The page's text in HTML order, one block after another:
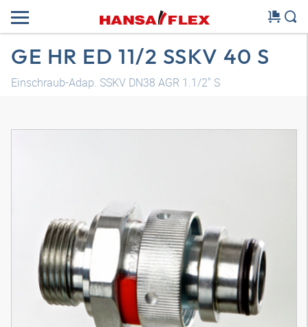
GE HR ED 11/2 SSKV 40 S
Einschraub-Adap. SSKV DN38 AGR 1.1/2" S